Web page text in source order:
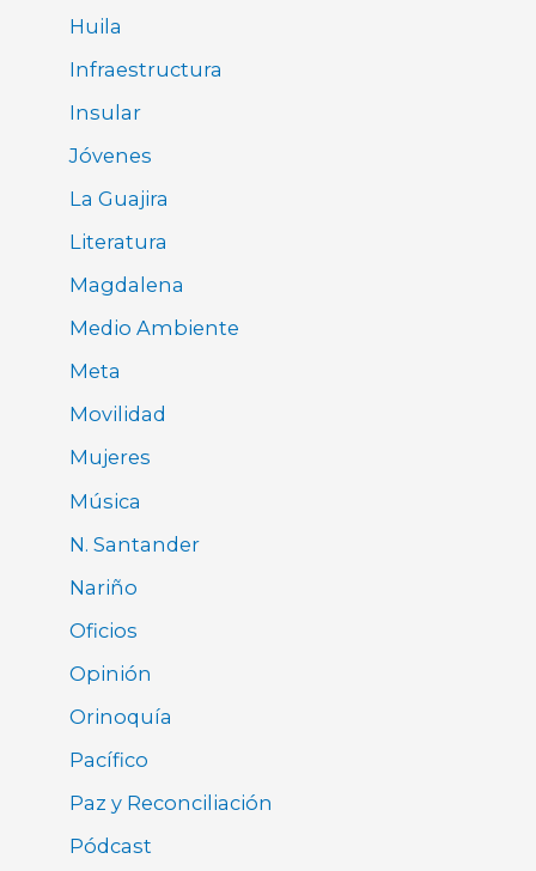
Huila
Infraestructura
Insular
Jóvenes
La Guajira
Literatura
Magdalena
Medio Ambiente
Meta
Movilidad
Mujeres
Música
N. Santander
Nariño
Oficios
Opinión
Orinoquía
Pacífico
Paz y Reconciliación
Pódcast